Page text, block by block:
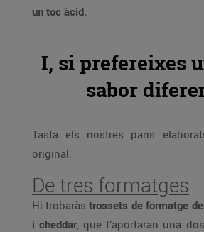
un toc àcid.
I, si prefereixes
sabor
Tasta els nostres pans
original:
De tres formatges
Hi trobaràs trossets de formatge
i cheddar, que t’aportaran una